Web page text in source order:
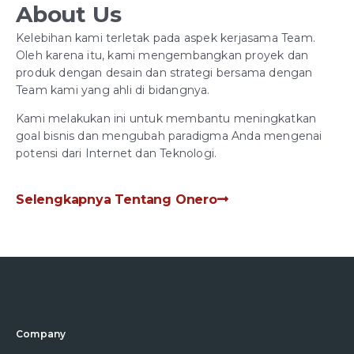
About Us
Kelebihan kami terletak pada aspek kerjasama Team.
Oleh karena itu, kami mengembangkan proyek dan
produk dengan desain dan strategi bersama dengan
Team kami yang ahli di bidangnya.
Kami melakukan ini untuk membantu meningkatkan
goal bisnis dan mengubah paradigma Anda mengenai
potensi dari Internet dan Teknologi.
Selengkapnya Tentang Onero
Company